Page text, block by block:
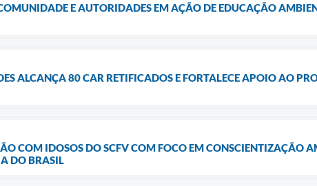
E AUTORIDADES EM AÇÃO DE EDUCAÇÃO
ALCANÇA 80 CAR RETIFICADOS E FORTALECE APOIO AO
COM IDOSOS DO SCFV COM FOCO EM CONSCIENTIZAÇÃO
DO BRASIL